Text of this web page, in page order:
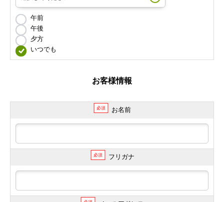
午前
午後
夕方
いつでも
お客様情報
必須 お名前
必須 フリガナ